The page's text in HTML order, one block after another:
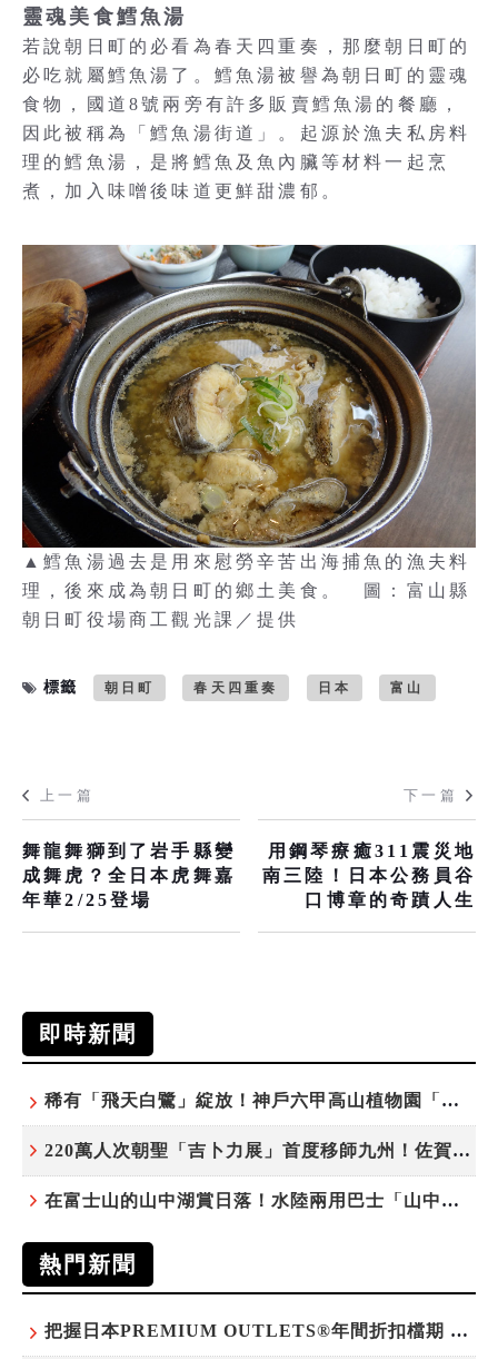
靈魂美食鱈魚湯
若說朝日町的必看為春天四重奏，那麼朝日町的
必吃就屬鱈魚湯了。鱈魚湯被譽為朝日町的靈魂
食物，國道8號兩旁有許多販賣鱈魚湯的餐廳，
因此被稱為「鱈魚湯街道」。起源於漁夫私房料
理的鱈魚湯，是將鱈魚及魚內臟等材料一起烹
煮，加入味噌後味道更鮮甜濃郁。
▲鱈魚湯過去是用來慰勞辛苦出海捕魚的漁夫料
理，後來成為朝日町的鄉土美食。 圖：富山縣
朝日町役場商工觀光課／提供
標籤 朝日町 春天四重奏 日本 富山
上一篇
舞龍舞獅到了岩手縣變
成舞虎？全日本虎舞嘉
年華2/25登場
下一篇
用鋼琴療癒311震災地
南三陸！日本公務員谷
口博章的奇蹟人生
即時新聞
稀有「飛天白鷺」綻放！神戶六甲高山植物園「鷺草」珍貴現身
220萬人次朝聖「吉卜力展」首度移師九州！佐賀站早鳥平日套票8/10搶先開賣
在富士山的山中湖賞日落！水陸兩用巴士「山中湖的河馬」暑假加開夕陽班次
熱門新聞
把握日本PREMIUM OUTLETS®年間折扣檔期 越買越划算